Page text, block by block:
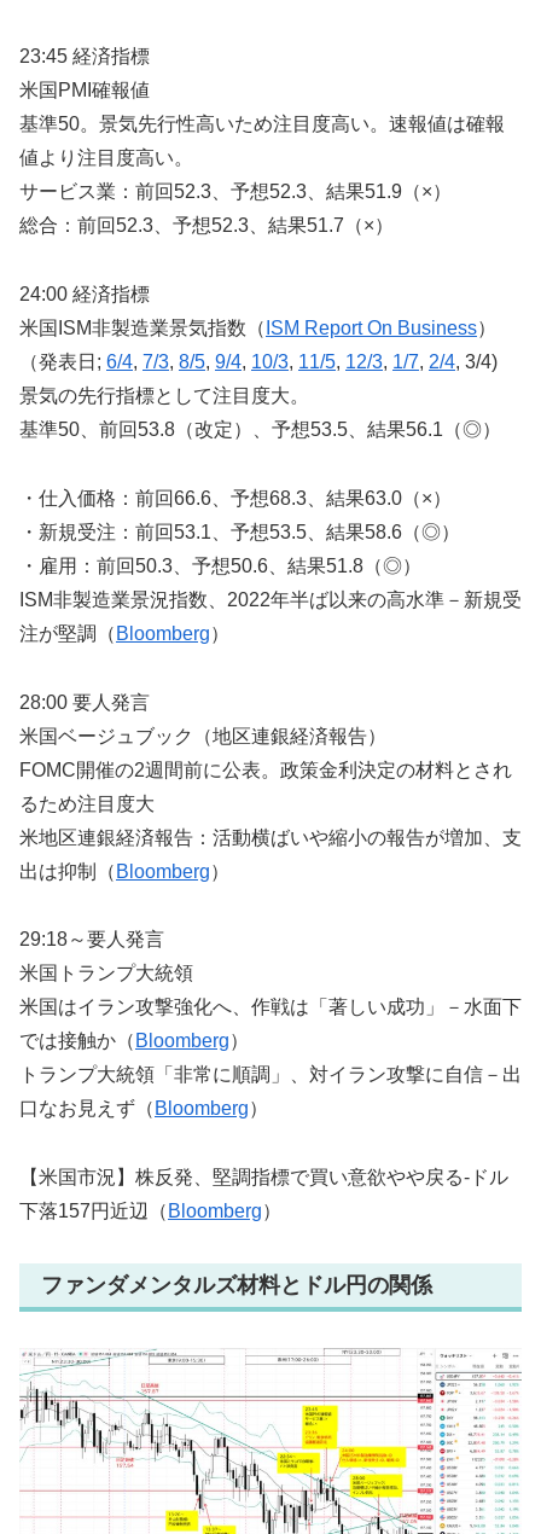
23:45 経済指標
米国PMI確報値
基準50。景気先行性高いため注目度高い。速報値は確報
値より注目度高い。
サービス業：前回52.3、予想52.3、結果51.9（×）
総合：前回52.3、予想52.3、結果51.7（×）
24:00 経済指標
米国ISM非製造業景気指数（ ISM Report On Business）
（発表日; 6/4, 7/3, 8/5, 9/4, 10/3, 11/5, 12/3, 1/7, 2/4, 3/4)
景気の先行指標として注目度大。
基準50、前回53.8（改定）、予想53.5、結果56.1（◎）
・仕入価格：前回66.6、予想68.3、結果63.0（×）
・新規受注：前回53.1、予想53.5、結果58.6（◎）
・雇用：前回50.3、予想50.6、結果51.8（◎）
ISM非製造業景況指数、2022年半ば以来の高水準－新規受
注が堅調（ Bloomberg）
28:00 要人発言
米国ベージュブック（地区連銀経済報告）
FOMC開催の2週間前に公表。政策金利決定の材料とされ
るため注目度大
米地区連銀経済報告：活動横ばいや縮小の報告が増加、支
出は抑制（ Bloomberg）
29:18～要人発言
米国トランプ大統領
米国はイラン攻撃強化へ、作戦は「著しい成功」－水面下
では接触か（ Bloomberg）
トランプ大統領「非常に順調」、対イラン攻撃に自信－出
口なお見えず（ Bloomberg）
【米国市況】株反発、堅調指標で買い意欲やや戻る-ドル
下落157円近辺（ Bloomberg）
ファンダメンタルズ材料とドル円の関係